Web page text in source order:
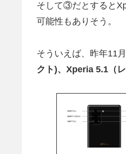
そして③だとすると
可能性もありそう。
そういえば、昨年11
クト)、Xperia 5.1（